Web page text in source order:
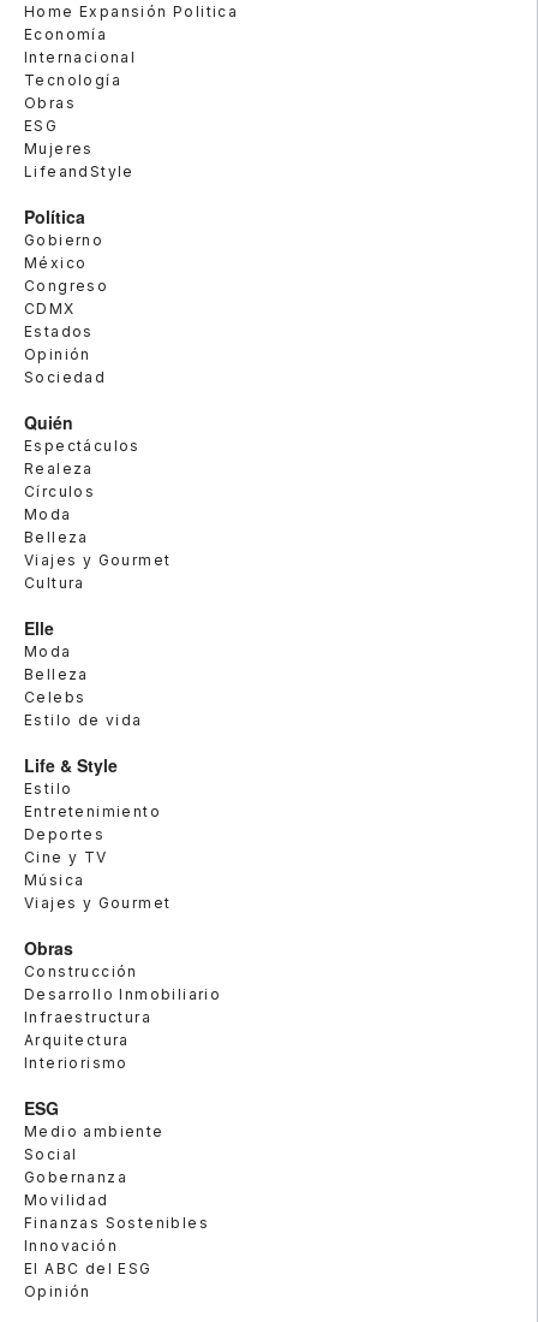
Home Expansión Politica
Economía
Internacional
Tecnología
Obras
ESG
Mujeres
LifeandStyle
Política
Gobierno
México
Congreso
CDMX
Estados
Opinión
Sociedad
Quién
Espectáculos
Realeza
Círculos
Moda
Belleza
Viajes y Gourmet
Cultura
Elle
Moda
Belleza
Celebs
Estilo de vida
Life & Style
Estilo
Entretenimiento
Deportes
Cine y TV
Música
Viajes y Gourmet
Obras
Construcción
Desarrollo Inmobiliario
Infraestructura
Arquitectura
Interiorismo
ESG
Medio ambiente
Social
Gobernanza
Movilidad
Finanzas Sostenibles
Innovación
El ABC del ESG
Opinión